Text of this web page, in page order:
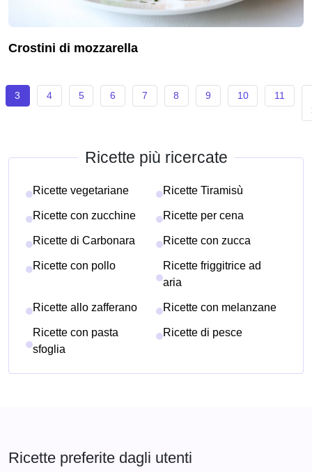
crostini di mozzarella
3 4 5 6 7 8 9 10 11
Ricette più ricercate
Ricette vegetariane Ricette Tiramisù
Ricette con zucchine Ricette per cena
Ricette di Carbonara Ricette con zucca
Ricette con pollo
Ricette friggitrice ad
aria
Ricette allo zafferano Ricette con melanzane
Ricette con pasta
sfoglia
Ricette di pesce
Ricette preferite dagli utenti